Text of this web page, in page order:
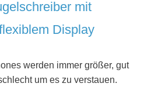
mit
Display
werden immer größer, gut
um es zu verstauen.